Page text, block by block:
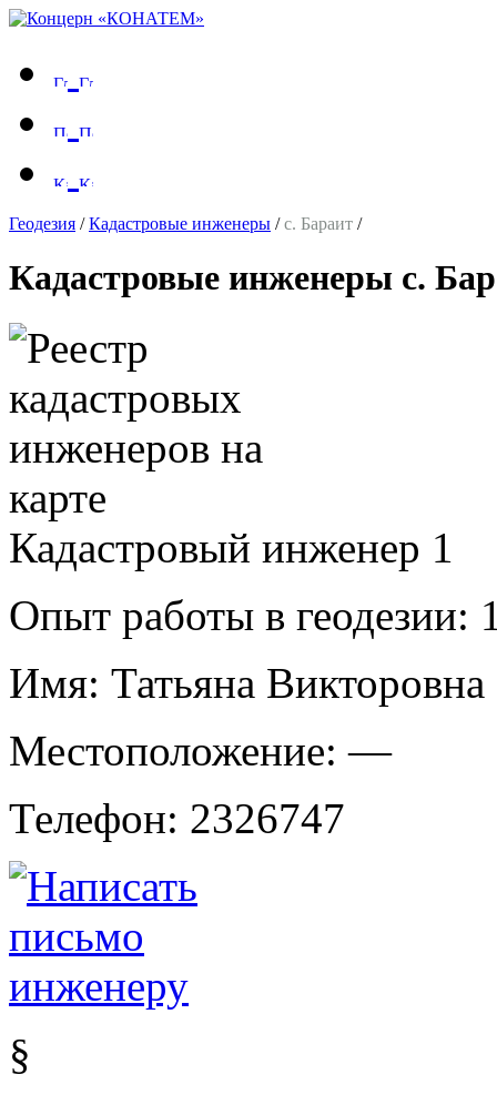
Геодезия /Кадастровые инженеры /с. Бараит /
Кадастровые инженеры с.
Кадастровый инженер 1
Опыт работы в геодезии:
Имя: Татьяна
Местоположение: —
Телефон: 2326747
§